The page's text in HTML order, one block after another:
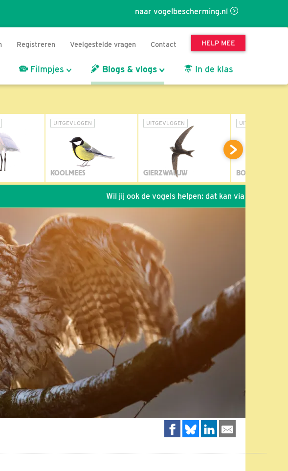
naar vogelbescherming.nl
Registreren Veelgestelde vragen Contact HELP MEE
Filmpjes Blogs & vlogs In de klas
UITGEVLOGEN
KOOLMEES
UITGEVLOGEN
GIERZWALUW
UITGEVLOGEN
BOSUIL
Wil jij ook de vogels helpen: dat kan via de link!